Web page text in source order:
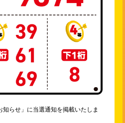
知らせ」に当選通知を掲載いたしま